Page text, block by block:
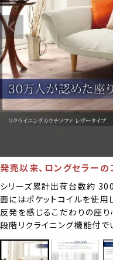
発売以来、ロングセラー
シリーズ累計出荷台数約
面にはポケットコイルを使用
反発を感じるこだわりの座
段階リクライニング機能付で